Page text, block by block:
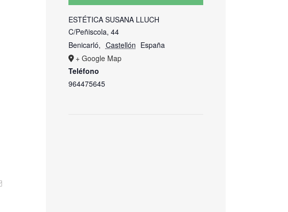
Correo
ESTÉTICA SUSANA LLUCH
C/Peñiscola, 44
Benicarló, Castellón España
+ Google Map
Teléfono
964475645